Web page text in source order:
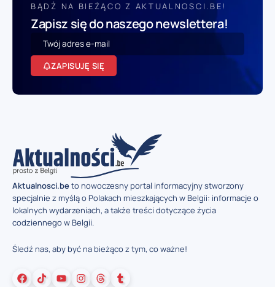
BĄDŹ NA BIEŻĄCO Z AKTUALNOSCI.BE!
Zapisz się do naszego newslettera!
ZAPISUJĘ SIĘ
Aktualnosci.beto nowoczesny portal informacyjny stworzony
specjalnie z myślą o Polakach mieszkających w Belgii: informacje o
lokalnych wydarzeniach, a także treści dotyczące życia
codziennego w Belgii.
Śledź nas, aby być na bieżąco z tym, co ważne!